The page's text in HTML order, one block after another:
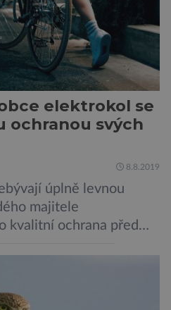
elektrokol se
ochranou svých
8.8.2019
úplně levnou
majitele
kvalitní ochrana před
se podrobněji